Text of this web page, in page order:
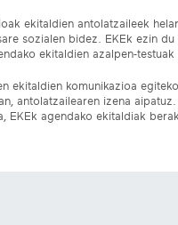
ekitaldien antolatzaileek
sozialen bidez. EKEk ezin
ekitaldien azalpen-
ekitaldien komunikazioa
antolatzailearen izena
EKEk agendako ekitaldiak